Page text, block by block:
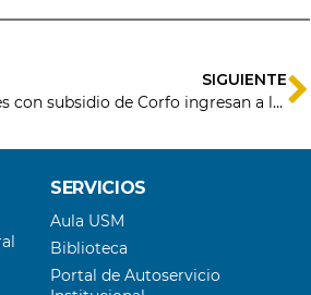
SIGUIENTE
Emprendedores con subsidio de Corfo ingresan a la comunidad del Instituto 3IE
SERVICIOS
Aula USM
Biblioteca
Portal de Autoservicio